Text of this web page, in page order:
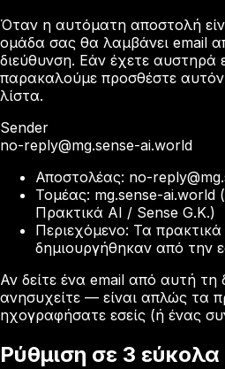
Όταν η αυτόματη αποστολή
ομάδα σας θα λαμβάνει email
διεύθυνση. Εάν έχετε αυστηρά
παρακαλούμε προσθέστε
λίστα.
Sender
no-reply@mg.sense-ai.world
Αποστολέας: no-
Τομέας: mg.sense-ai.world
Πρακτικά AI / Sense G.K.)
Περιεχόμενο: Τα
δημιουργήθηκαν από την
Αν δείτε ένα email από αυτή τη
ανησυχείτε — είναι απλώς τα
ηχογραφήσατε εσείς (ή ένας
Ρύθμιση σε 3